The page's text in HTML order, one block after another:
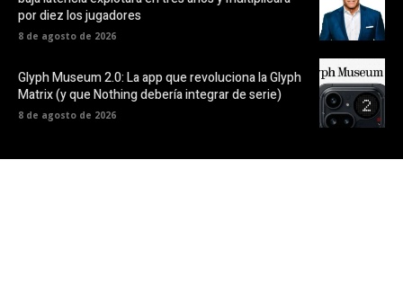
por diez los jugadores
8 de agosto de 2026
Glyph Museum 2.0: La app que revoluciona la Glyph
Matrix (y que Nothing debería integrar de serie)
8 de agosto de 2026